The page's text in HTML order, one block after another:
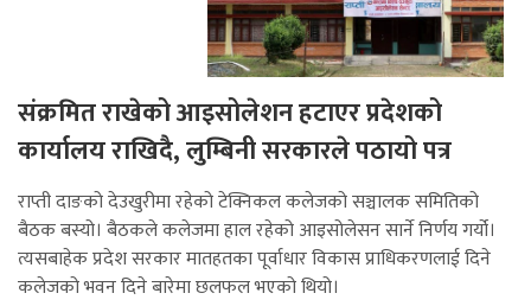
संक्रमित राखेको आइसोलेशन हटाएर प्रदेशको
कार्यालय राखिदै, लुम्बिनी सरकारले पठायो पत्र
राप्ती दाङको देउखुरीमा रहेको टेक्निकल कलेजको सञ्चालक समितिको
बैठक बस्यो। बैठकले कलेजमा हाल रहेको आइसोलेसन सार्ने निर्णय गर्यो।
त्यसबाहेक प्रदेश सरकार मातहतका पूर्वाधार विकास प्राधिकरणलाई दिने
कलेजको भवन दिने बारेमा छलफल भएको थियो।